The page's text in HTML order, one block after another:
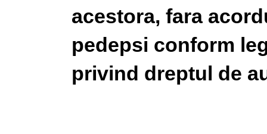
acestora, fara
pedepsi conform
privind dreptul de